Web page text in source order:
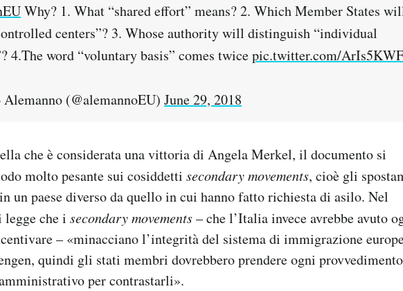
Why? 1. What “shared effort” means? 2. Which Member States
centers”? 3. Whose authority will distinguish “individual
4.The word “voluntary basis” comes twicepic.twitter.com/
(@alemannoEU) June 29, 2018
che è considerata una vittoria di Angela Merkel, il documento si
molto pesante sui cosiddetti secondary movements, cioè gli
un paese diverso da quello in cui hanno fatto richiesta di asilo. Nel
legge che i secondary movements– che l’Italia invece avrebbe avuto
– «minacciano l’integrità del sistema di immigrazione
quindi gli stati membri dovrebbero prendere ogni provvedimento
per contrastarli».